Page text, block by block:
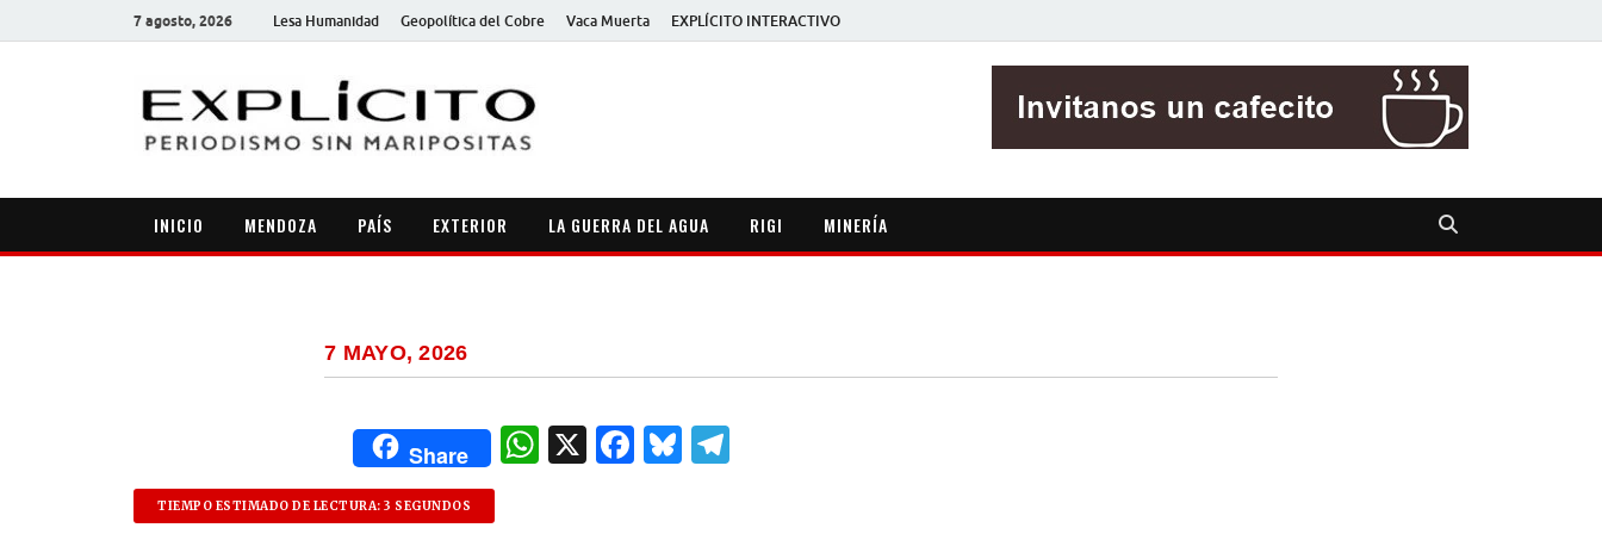
7 agosto, 2026 Lesa Humanidad Geopolítica del Cobre Vaca Muerta EXPLÍCITO INTERACTIVO
INICIO MENDOZA PAÍS EXTERIOR LA GUERRA DEL AGUA RIGI MINERÍA
7 MAYO, 2026
Share
W X F
B
TIEMPO ESTIMADO DE LECTURA: 3 SEGUNDOS